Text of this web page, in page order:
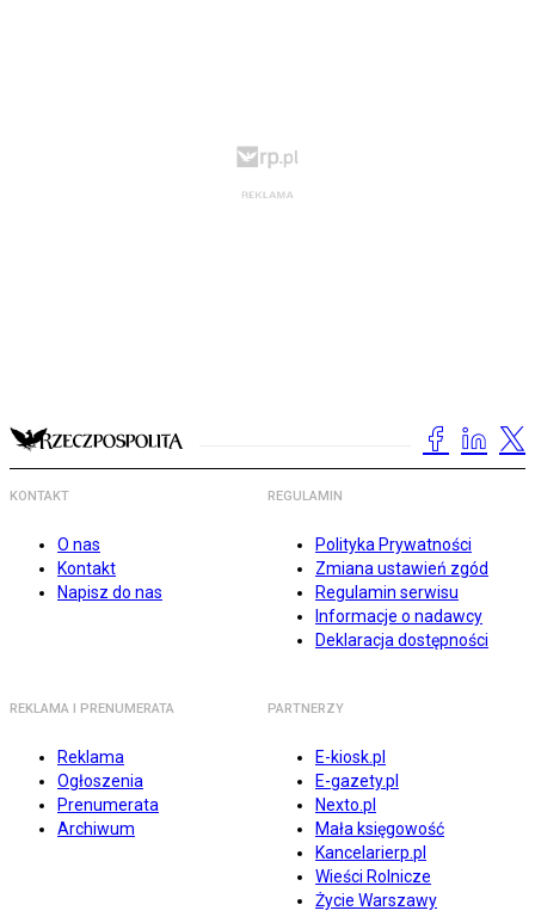
KONTAKT
O nas
Kontakt
Napisz do nas
REGULAMIN
Polityka Prywatności
Zmiana ustawień zgód
Regulamin serwisu
Informacje o nadawcy
Deklaracja dostępności
REKLAMA I PRENUMERATA
Reklama
Ogłoszenia
Prenumerata
Archiwum
PARTNERZY
E-kiosk.pl
E-gazety.pl
Nexto.pl
Mała księgowość
Kancelarierp.pl
Wieści Rolnicze
Życie Warszawy